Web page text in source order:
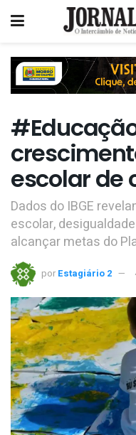
escolar de
Dados do IBGE
escolar,
alcançar metas do
por Estagiário 2